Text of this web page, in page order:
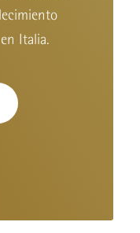
Italia.